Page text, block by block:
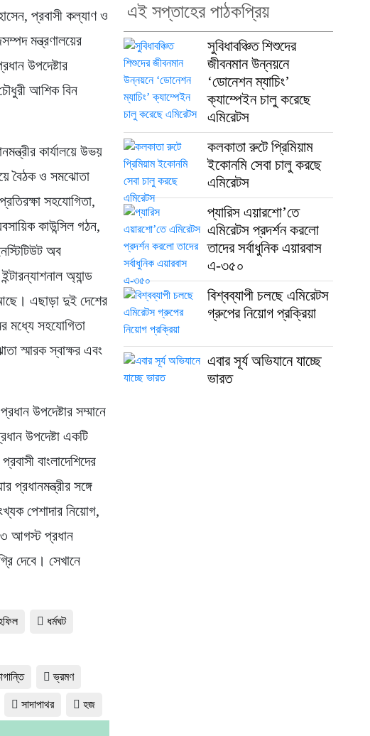
প্রবাসী কল্যাণ ও
মন্ত্রণালয়ের
উপদেষ্টার
চৌধুরী আশিক বিন
কার্যালয়ে উভয়
বৈঠক ও সমঝোতা
সহযোগিতা,
কাউন্সিল গঠন,
অব
অ্যান্ড
আছে। এছাড়া দুই দেশের
মধ্যে সহযোগিতা
স্মারক স্বাক্ষর এবং
উপদেষ্টার সম্মানে
উপদেষ্টা একটি
বাংলাদেশিদের
প্রধানমন্ত্রীর সঙ্গে
পেশাদার নিয়োগ,
আগস্ট প্রধান
দেবে। সেখানে
ধর্মঘট
ভ্রমণ
সাদাপাথর হজ
এই সপ্তাহের পাঠকপ্রিয়
সুবিধাবঞ্চিত শিশুদের
জীবনমান উন্নয়নে
‘ডোনেশন ম্যাচিং’
ক্যাম্পেইন চালু করেছে
এমিরেটস
কলকাতা রুটে প্রিমিয়াম
ইকোনমি সেবা চালু করছে
এমিরেটস
প্যারিস এয়ারশো’তে
এমিরেটস প্রদর্শন করলো
তাদের সর্বাধুনিক এয়ারবাস
এ-৩৫০
বিশ্বব্যাপী চলছে এমিরেটস
গ্রুপের নিয়োগ প্রক্রিয়া
এবার সূর্য অভিযানে যাচ্ছে
ভারত